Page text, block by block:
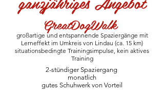
GreatDogWalk
großartige und entspannende Spaziergänge mit
Lerneffekt im Umkreis von Lindau (ca. 15 km)
situationsbedingte Trainingsimpulse, kein aktives
Training
2-stündiger Spaziergang
monatlich
gutes Schuhwerk von Vorteil